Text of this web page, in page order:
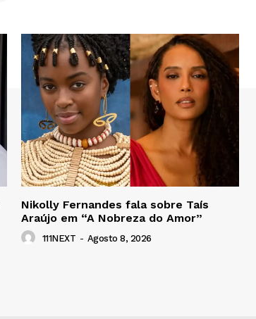
Nikolly Fernandes fala sobre Taís
Araújo em “A Nobreza do Amor”
111NEXT - Agosto 8, 2026